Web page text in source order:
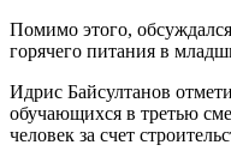
Помимо этого,
горячего питания в
Идрис Байсултанов
обучающихся в третью
человек за счет